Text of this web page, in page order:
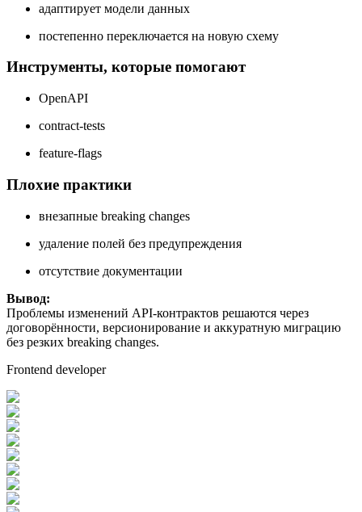
адаптирует модели данных
постепенно переключается на новую схему
Инструменты, которые помогают
OpenAPI
contract-tests
feature-flags
Плохие практики
внезапные breaking changes
удаление полей без предупреждения
отсутствие документации
Вывод:
Проблемы изменений API-контрактов решаются через
договорённости, версионирование и аккуратную миграцию
без резких breaking changes.
Frontend developer